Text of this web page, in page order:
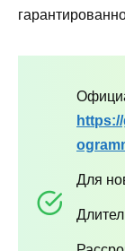
Для